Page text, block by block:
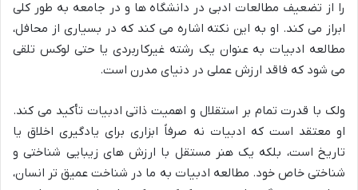
را از تضعیف مطالعات ادبی در دانشگاه ها و در جامعه به طور کلی
ابراز می کند. او به این نکته اشاره می کند که در بسیاری از محافل،
مطالعه ادبیات به عنوان یک رشته غیرکاربردی یا حتی لوکس تلقی
می شود که فاقد ارزش عملی در دنیای مدرن است.
ولک با قدرت تمام بر استقلال و اهمیت ذاتی ادبیات تأکید می کند.
او معتقد است که ادبیات نه صرفاً ابزاری برای یادگیری اخلاق یا
تاریخ است، بلکه یک هنر مستقل با ارزش های زیبایی شناختی و
شناختی خاص خود. مطالعه ادبیات به ما در شناخت عمیق تر انسان،